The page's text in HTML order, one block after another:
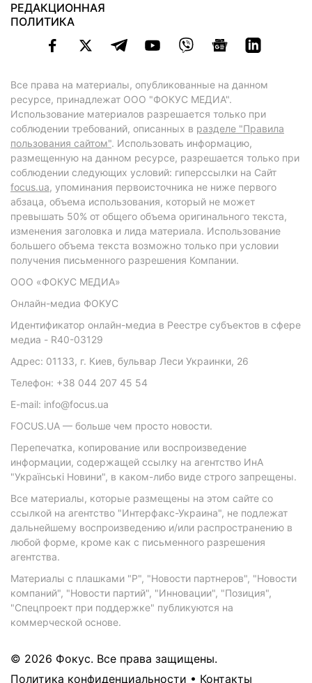
РЕДАКЦИОННАЯ
ПОЛИТИКА
Все права на материалы, опубликованные на данном
ресурсе, принадлежат ООО "ФОКУС МЕДИА".
Использование материалов разрешается только при
соблюдении требований, описанных в разделе "Правила
пользования сайтом". Использовать информацию,
размещенную на данном ресурсе, разрешается только при
соблюдении следующих условий: гиперссылки на Сайт
focus.ua, упоминания первоисточника не ниже первого
абзаца, объема использования, который не может
превышать 50% от общего объема оригинального текста,
изменения заголовка и лида материала. Использование
большего объема текста возможно только при условии
получения письменного разрешения Компании.
ООО «ФОКУС МЕДИА»
Онлайн-медиа ФОКУС
Идентификатор онлайн-медиа в Реестре субъектов в сфере
медиа - R40-03129
Адрес: 01133, г. Киев, бульвар Леси Украинки, 26
Телефон: +38 044 207 45 54
E-mail: info@focus.ua
FOCUS.UA — больше чем просто новости.
Перепечатка, копирование или воспроизведение
информации, содержащей ссылку на агентство ИнА
"Українські Новини", в каком-либо виде строго запрещены.
Все материалы, которые размещены на этом сайте со
ссылкой на агентство "Интерфакс-Украина", не подлежат
дальнейшему воспроизведению и/или распространению в
любой форме, кроме как с письменного разрешения
агентства.
Материалы с плашками "Р", "Новости партнеров", "Новости
компаний", "Новости партий", "Инновации", "Позиция",
"Спецпроект при поддержке" публикуются на
коммерческой основе.
© 2026 Фокус. Все права защищены.
Политика конфиденциальности • Контакты